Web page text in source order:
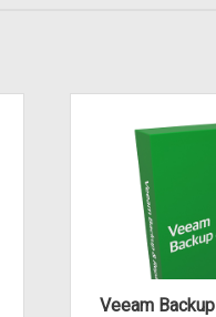
Veeam